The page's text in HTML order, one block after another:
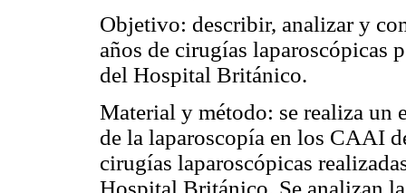
Objetivo: describir, analizar y
años de cirugías
del Hospital Británico.
Material y método: se realiza
de la laparoscopía en los CAAI
cirugías laparoscópicas